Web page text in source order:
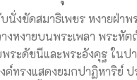
นั่งขัดสมาธิเพชร หงายฝ่าพ
งหงายบนพระเพลา พระหัต
ระดัชนีและพระอังคุฐ ในป
ค์ทรงแสดงยมกปาฏิหาริย์ ป